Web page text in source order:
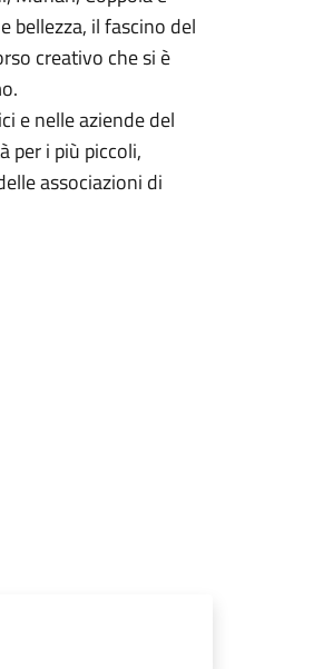
bellezza, il fascino del
creativo che si è
e nelle aziende del
per i più piccoli,
associazioni di